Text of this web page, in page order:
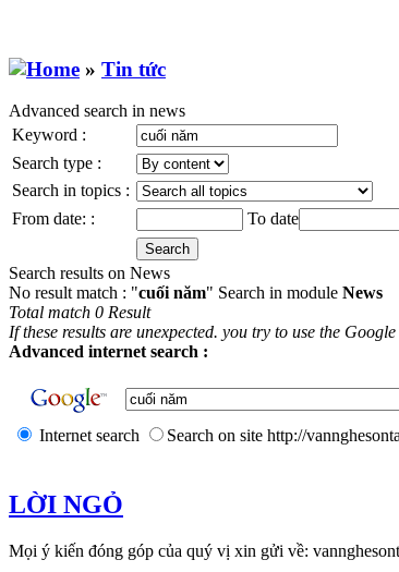
» Tin tức
Advanced search in news
Keyword :
Search type :
Search in topics :
From date: :
To date
Search results on News
No result match : "cuối năm" Search in module News
Total match 0 Result
If these results are unexpected. you try to use the
Advanced internet search :
Internet search Search on site http://
LỜI NGỎ
Mọi ý kiến đóng góp của quý vị xin gửi về: